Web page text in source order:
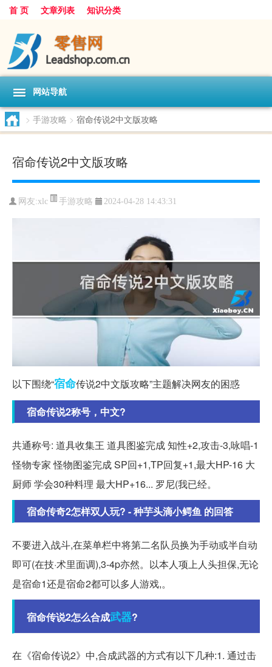
首 页 文章列表 知识分类
网站导航
> 手游攻略 > 宿命传说2中文版攻略
宿命传说2中文版攻略
网友:xlc 手游攻略 2024-04-28 14:43:31
以下围绕“宿命传说2中文版攻略”主题解决网友的困惑
宿命传说2称号，中文?
共通称号: 道具收集王 道具图鉴完成 知性+2,攻击-3,咏唱-1
怪物专家 怪物图鉴完成 SP回+1,TP回复+1,最大HP-16 大
厨师 学会30种料理 最大HP+16... 罗尼(我已经。
宿命传奇2怎样双人玩? - 种芋头滴小鳄鱼 的回答
不要进入战斗,在菜单栏中将第二名队员换为手动或半自动
即可(在技·术里面调),3-4p亦然。以本人项上人头担保,无论
是宿命1还是宿命2都可以多人游戏,。
宿命传说2怎么合成武器?
在《宿命传说2》中,合成武器的方式有以下几种:1. 通过击